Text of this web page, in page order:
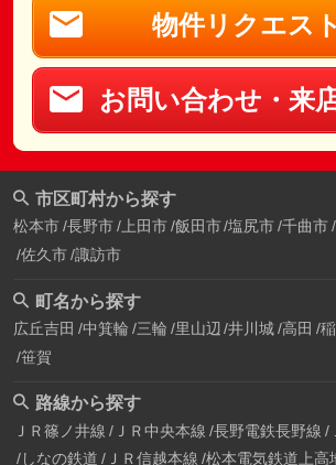
物件リクエスト
お問い合わせ・来
市区町村から探す
松本市 長野市 上田市 飯田市 塩尻市 千曲市
佐久市 諏訪市
町名から探す
広丘吉田 中箕輪 三輪 里山辺 井川城 高田
笹賀
路線から探す
ＪＲ篠ノ井線 ＪＲ中央本線 長野電鉄長野線
しなの鉄道 ＪＲ信越本線 松本電気鉄道上高